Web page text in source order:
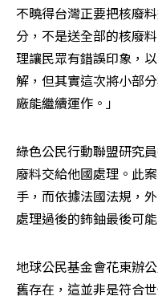
不曉得台灣正要把核廢
分，不是送全部的核廢
理讓民眾有錯誤印象，
解，但其實這次將小部
廠能繼續運作。」
綠色公民行動聯盟研究
廢料交給他國處理。此
手，而依據法國法規，
處理過後的鈽鈾最後可
地球公民基金會花東辦
舊存在，這並非是符合